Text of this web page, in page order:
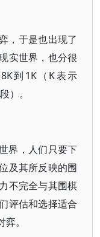
，于是也出现了
实世界，也分很
到1K（K表示
）。
界，人们只要下
及其所反映的围
不完全与其围棋
评估和选择适合
。